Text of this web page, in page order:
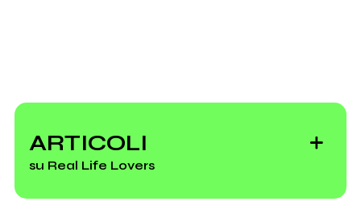
ARTICOLI
su Real Life Lovers